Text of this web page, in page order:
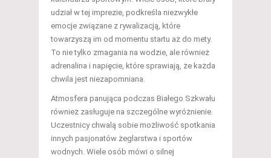
udział w tej imprezie, podkreśla niezwykłe
emocje związane z rywalizacją, które
towarzyszą im od momentu startu aż do mety.
To nie tylko zmagania na wodzie, ale również
adrenalina i napięcie, które sprawiają, że każda
chwila jest niezapomniana.
Atmosfera panująca podczas Białego Szkwału
również zasługuje na szczególne wyróżnienie.
Uczestnicy chwalą sobie możliwość spotkania
innych pasjonatów żeglarstwa i sportów
wodnych. Wiele osób mówi o silnej